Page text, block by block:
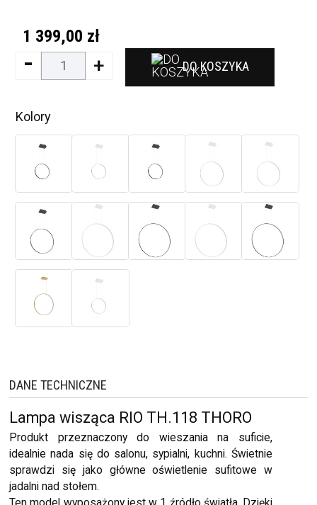
1 399,00 zł
- + DO KOSZYKA
Kolory
DANE TECHNICZNE
Lampa wisząca RIO TH.118 THORO
Produkt przeznaczony do wieszania na suficie,
idealnie nada się do salonu, sypialni, kuchni. Świetnie
sprawdzi się jako główne oświetlenie sufitowe w
jadalni nad stołem.